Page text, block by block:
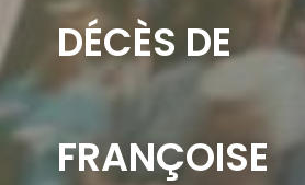
DÉCÈS DE
FRANÇOISE